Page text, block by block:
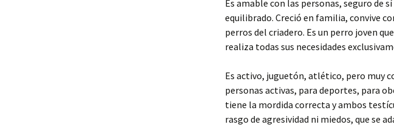
Es amable con las personas, seguro de
equilibrado. Creció en familia, convive
perros del criadero. Es un perro joven
realiza todas sus necesidades
Es activo, juguetón, atlético, pero muy
personas activas, para deportes, para
tiene la mordida correcta y ambos
rasgo de agresividad ni miedos, que se